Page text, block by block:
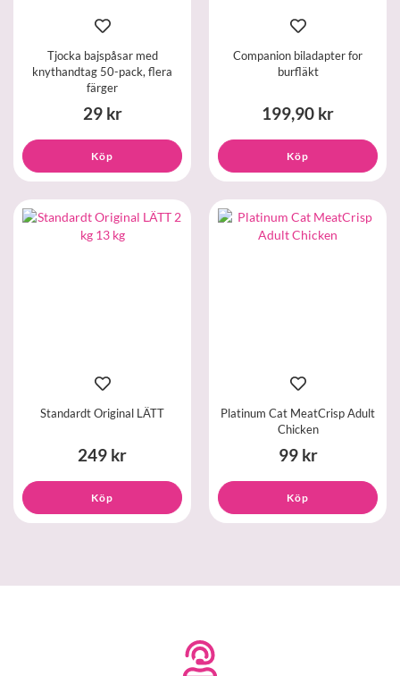
Tjocka bajspåsar med
knythandtag 50-pack, flera
färger
29 kr
Köp
Companion biladapter for
burfläkt
199,90 kr
Köp
Standardt Original LÄTT
249 kr
Köp
Platinum Cat MeatCrisp Adult
Chicken
99 kr
Köp